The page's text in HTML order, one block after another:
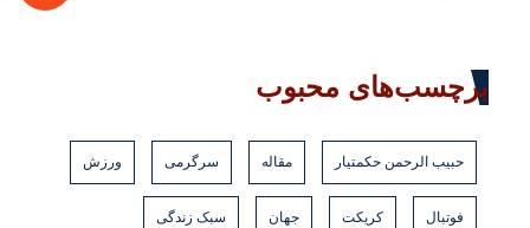
برچسب‌های محبوب
حبیب الرحمن حکمتیار مقاله سرگرمی ورزش
فوتبال کریکت جهان سبک زندگی